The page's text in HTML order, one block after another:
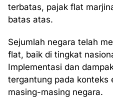
terbatas, pajak flat
batas atas.
Sejumlah negara telah
flat, baik di tingkat
Implementasi dan
tergantung pada konteks
masing-masing negara.